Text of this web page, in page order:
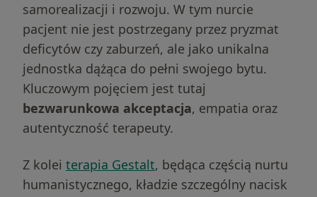
samorealizacji i rozwoju. W tym nurcie
pacjent nie jest postrzegany przez pryzmat
deficytów czy zaburzeń, ale jako unikalna
jednostka dążąca do pełni swojego bytu.
Kluczowym pojęciem jest tutaj
bezwarunkowa akceptacja, empatia oraz
autentyczność terapeuty.
Z kolei terapia Gestalt, będąca częścią nurtu
humanistycznego, kładzie szczególny nacisk